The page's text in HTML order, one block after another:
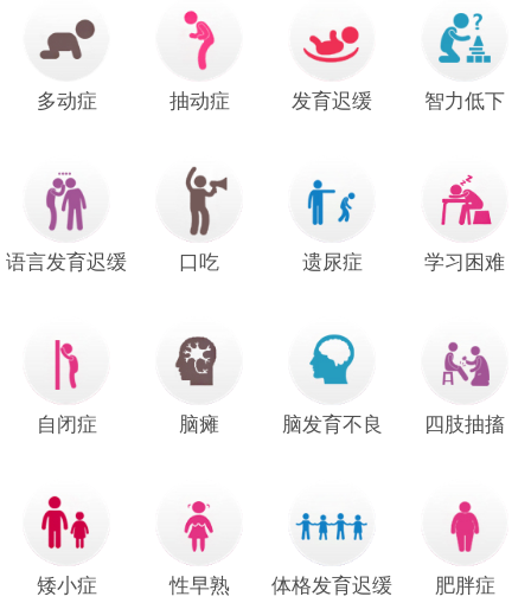
成绩差
常流口水
多动症 抽动症 发育迟缓 智力低下
语言发育迟缓 口吃 遗尿症 学习困难
自闭症 脑瘫 脑发育不良 四肢抽搐
矮小症 性早熟 体格发育迟缓 肥胖症